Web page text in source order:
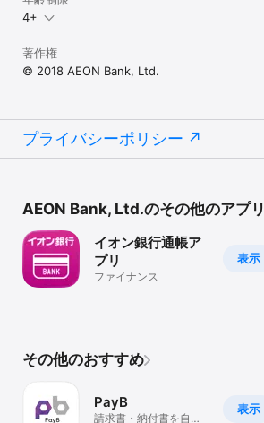
4+
著作権
© 2018 AEON Bank, Ltd.
プライバシーポリシー
AEON Bank, Ltd.のその他のアプリ
表示
イオン銀行通帳ア
プリ
ファイナンス
その他のおすすめ
表示
PayB
請求書・納付書を自宅